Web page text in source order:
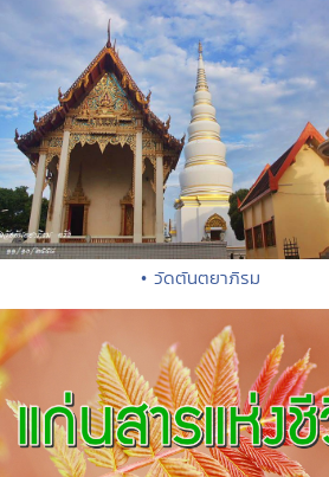
• วัดตันตยาภิรม